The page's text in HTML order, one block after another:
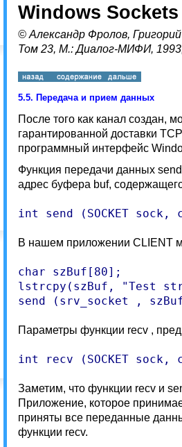
Windows Sockets
© Александр Фролов,
Том 23, М.: Диалог-МИФИ,
5.5. Передача и прием данных
После того как канал создан,
гарантированной доставки
программный интерфейс
Функция передачи данных
адрес буфера buf,
int send (SOCKET
В нашем приложении CLIENT
char szBuf[80];
lstrcpy(szBuf, "Test
Параметры функции recv ,
int recv (SOCKET
Заметим, что функции recv и
Приложение, которое
приняты все переданные
функции recv.